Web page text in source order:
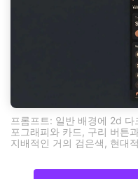
프롬프트: 일반 배경에 2d
포그래피와 카드, 구리 버튼
지배적인 거의 검은색, 현대